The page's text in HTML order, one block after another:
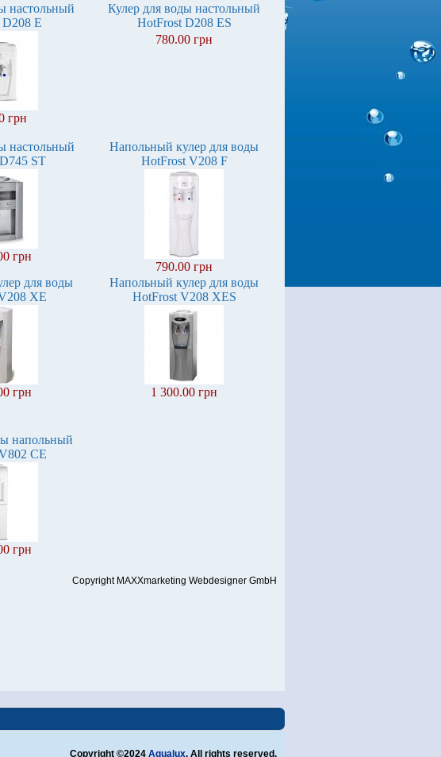
настольный
E
грн
Кулер для воды настольный
HotFrost D208 ES
780.00 грн
настольный
ST
грн
Напольный кулер для воды
HotFrost V208 F
790.00 грн
для воды
XE
грн
Напольный кулер для воды
HotFrost V208 XES
1 300.00 грн
напольный
CE
грн
Copyright MAXXmarketing Webdesigner GmbH
Copyright ©2024 Aqualux. All rights reserved.